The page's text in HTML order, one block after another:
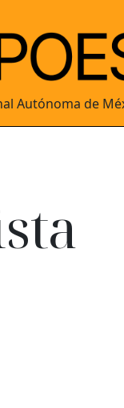
Autónoma de